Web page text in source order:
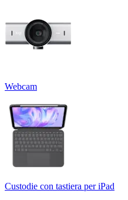
Webcam
Custodie con tastiera per iPad